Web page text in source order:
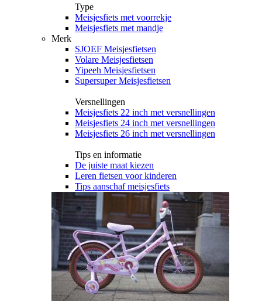
Type
Meisjesfiets met voorrekje
Meisjesfiets met mandje
Merk
SJOEF Meisjesfietsen
Volare Meisjesfietsen
Yipeeh Meisjesfietsen
Supersuper Meisjesfietsen
Versnellingen
Meisjesfiets 22 inch met versnellingen
Meisjesfiets 24 inch met versnellingen
Meisjesfiets 26 inch met versnellingen
Tips en informatie
De juiste maat kiezen
Leren fietsen voor kinderen
Tips aanschaf meisjesfiets